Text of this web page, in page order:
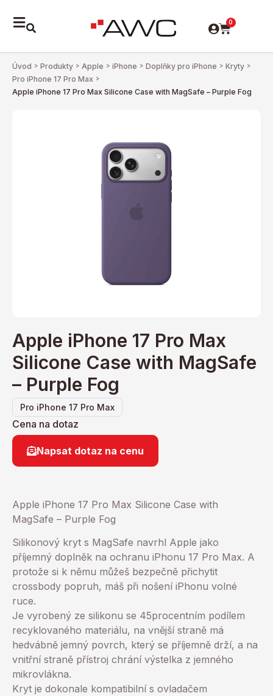
0
Úvod > Produkty > Apple > iPhone > Doplňky pro iPhone > Kryty >
Pro iPhone 17 Pro Max >
Apple iPhone 17 Pro Max Silicone Case with MagSafe – Purple Fog
Pro iPhone 17 Pro Max
Apple iPhone 17 Pro Max
Silicone Case with MagSafe
– Purple Fog
Cena na dotaz
Napsat dotaz na cenu
Apple iPhone 17 Pro Max Silicone Case with
MagSafe – Purple Fog
Silikonový kryt s MagSafe navrhl Apple jako
příjemný doplněk na ochranu iPhonu 17 Pro Max. A
protože si k němu můžeš bezpečně přichytit
crossbody popruh, máš při nošení iPhonu volné
ruce.
Je vyrobený ze silikonu se 45procentním podílem
recyklovaného materiálu, na vnější straně má
hedvábně jemný povrch, který se příjemně drží, a na
vnitřní straně přístroj chrání výstelka z jemného
mikrovlákna.
Kryt je dokonale kompatibilní s ovladačem